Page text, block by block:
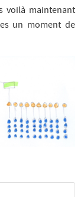
voilà maintenant
un moment de